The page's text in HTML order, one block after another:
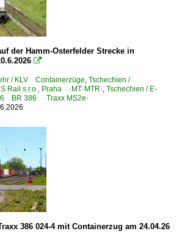
Bahnhof)
Anlagen und Kunstbauten
| 91 80
·Traxx AC3· Private
der Hamm-Osterfelder Strecke in

/ KLV Containerzüge, Tschechien /
Rail s.r.o., Praha ·MT·MTR·, Tschechien / E-
BR 386 ·Traxx MS2e·
386 024-4 mit Containerzug am 24.04.26